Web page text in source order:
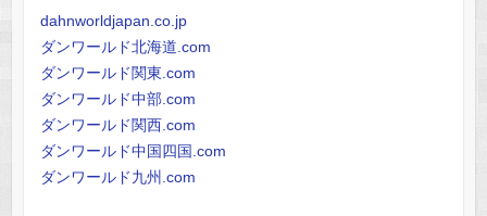
dahnworldjapan.co.jp
ダンワールド北海道.com
ダンワールド関東.com
ダンワールド中部.com
ダンワールド関西.com
ダンワールド中国四国.com
ダンワールド九州.com